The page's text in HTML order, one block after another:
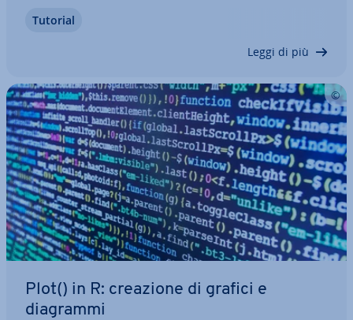
uti­liz­za­re per strut­tu­ra­re la com­bi­na­zio­ne di valori.
Tutorial
Leggi di più
Plot() in R: creazione di grafici e
diagrammi